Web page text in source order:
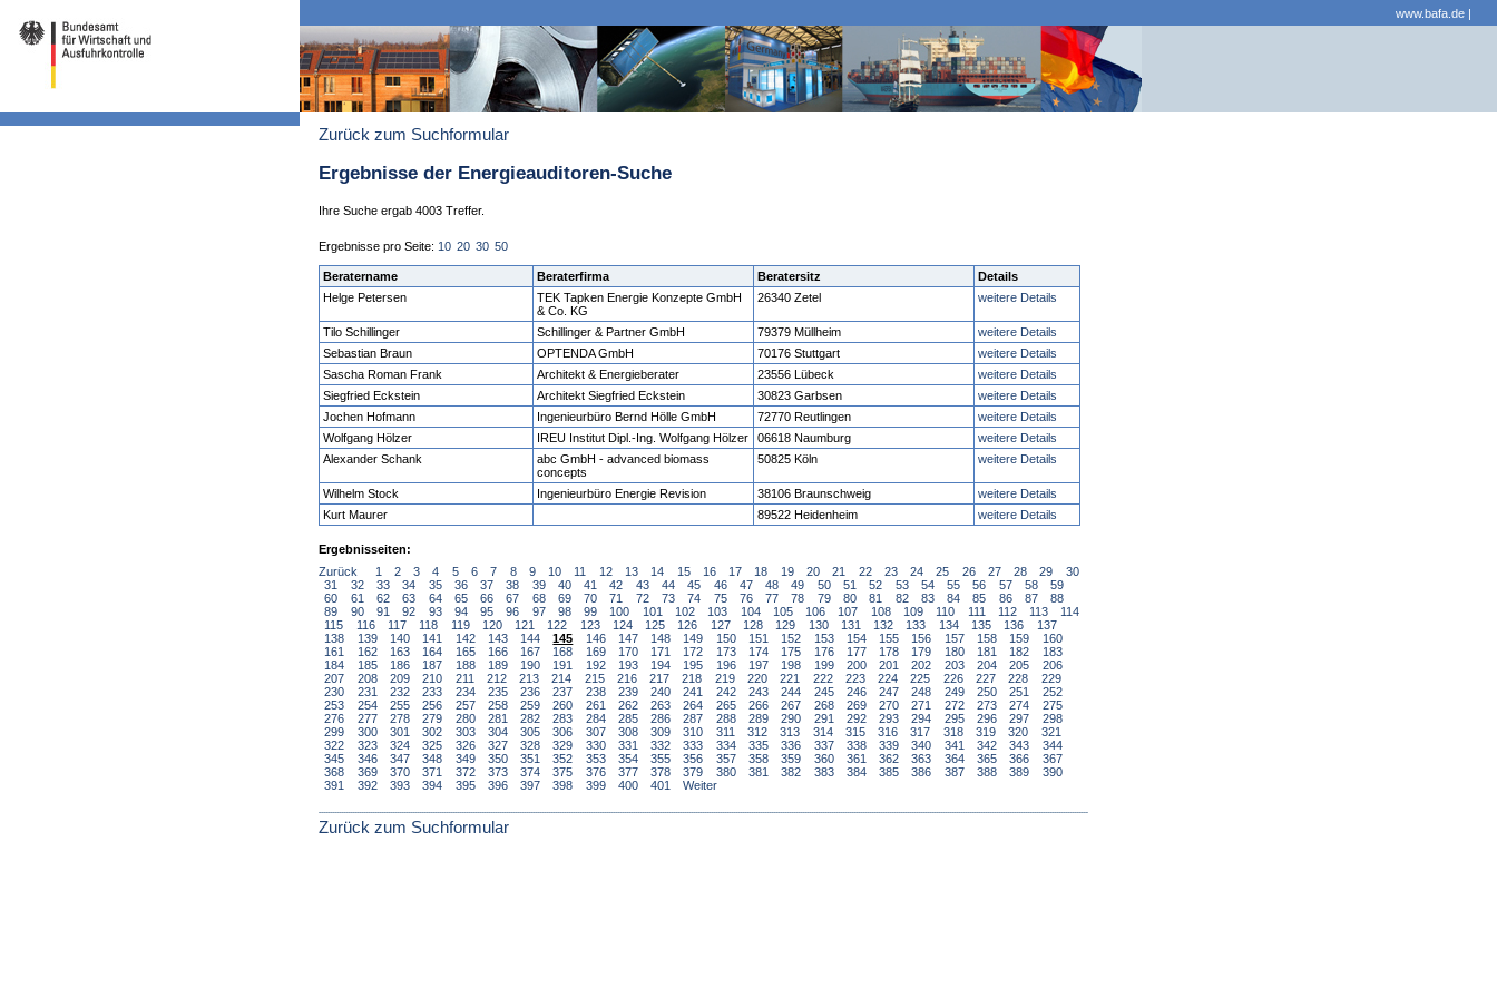
www.bafa.de |
Zurück zum Suchformular
Ergebnisse der Energieauditoren-Suche
Ihre Suche ergab 4003 Treffer.
Ergebnisse pro Seite: 10 20 30 50
Beratername Beraterfirma Beratersitz
Details
Helge Petersen
TEK Tapken Energie Konzepte GmbH
& Co. KG
26340 Zetel weitere Details
Tilo Schillinger Schillinger & Partner GmbH 79379 Müllheim
weitere Details
Sebastian Braun
OPTENDA GmbH 70176 Stuttgart
weitere Details
Sascha Roman Frank
Architekt & Energieberater 23556 Lübeck
weitere Details
Siegfried Eckstein
Architekt Siegfried Eckstein 30823 Garbsen
weitere Details
Jochen Hofmann
Ingenieurbüro Bernd Hölle GmbH 72770 Reutlingen
weitere Details
Wolfgang Hölzer
IREU Institut Dipl.-Ing. Wolfgang Hölzer 06618 Naumburg
weitere Details
Alexander Schank
abc GmbH - advanced biomass
concepts
50825 Köln weitere Details
Wilhelm Stock Ingenieurbüro Energie Revision 38106 Braunschweig
weitere Details
Kurt Maurer
89522 Heidenheim weitere Details
Ergebnisseiten:
Zurück
1 2 3 4 5 6 7 8 9 10 11 12 13 14 15 16 17 18 19 20 21 22 23 24 25 26 27 28 29
30
31
32 33 34 35 36 37 38 39 40 41 42 43 44 45 46 47 48 49 50 51 52 53 54 55 56 57 58
59
60
61 62 63 64 65 66 67 68 69 70 71 72 73 74 75 76 77 78 79 80 81 82 83 84 85 86 87
88
89
90 91 92 93 94 95 96 97 98 99 100 101 102 103 104 105 106 107 108 109 110 111 112 113
114
115
116 117 118 119 120 121 122 123 124 125 126 127 128 129 130 131 132 133 134 135 136
137
138
139 140 141 142 143 144 145 146 147 148 149 150 151 152 153 154 155 156 157 158 159
160
161
162 163 164 165 166 167 168 169 170 171 172 173 174 175 176 177 178 179 180 181 182
183
184
185 186 187 188 189 190 191 192 193 194 195 196 197 198 199 200 201 202 203 204 205
206
207
208 209 210 211 212 213 214 215 216 217 218 219 220 221 222 223 224 225 226 227 228
229
230
231 232 233 234 235 236 237 238 239 240 241 242 243 244 245 246 247 248 249 250 251
252
253
254 255 256 257 258 259 260 261 262 263 264 265 266 267 268 269 270 271 272 273 274
275
276
277 278 279 280 281 282 283 284 285 286 287 288 289 290 291 292 293 294 295 296 297
298
299
300 301 302 303 304 305 306 307 308 309 310 311 312 313 314 315 316 317 318 319 320
321
322
323 324 325 326 327 328 329 330 331 332 333 334 335 336 337 338 339 340 341 342 343
344
345
346 347 348 349 350 351 352 353 354 355 356 357 358 359 360 361 362 363 364 365 366
367
368
369 370 371 372 373 374 375 376 377 378 379 380 381 382 383 384 385 386 387 388 389
390
391
392 393 394 395 396 397 398 399 400 401 Weiter
Zurück zum Suchformular